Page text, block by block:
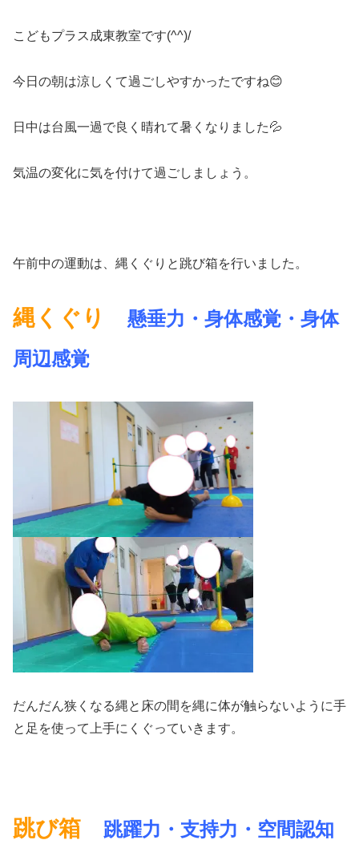
こどもプラス成東教室です(^^)/
今日の朝は涼しくて過ごしやすかったですね😊
日中は台風一過で良く晴れて暑くなりました💦
気温の変化に気を付けて過ごしましょう。
午前中の運動は、縄くぐりと跳び箱を行いました。
縄くぐり 懸垂力・身体感覚・身体
周辺感覚
だんだん狭くなる縄と床の間を縄に体が触らないように手
と足を使って上手にくぐっていきます。
跳び箱
跳躍力・支持力・空間認知